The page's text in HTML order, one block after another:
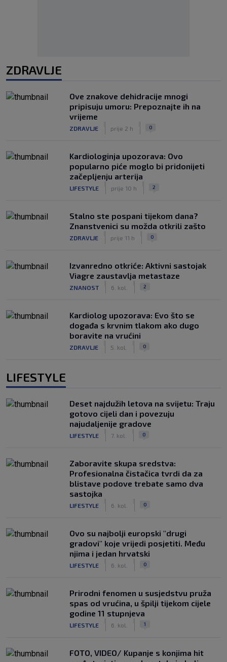
ZDRAVLJE
Ove znakove dehidracije mnogi
pripisuju umoru: Prepoznajte ih na
vrijeme
ZDRAVLJE prije 2 h 0
Kardiologinja upozorava: Ovo
popularno piće moglo bi pridonijeti
začepljenju arterija
LIFESTYLE prije 10 h 2
Stalno ste pospani tijekom dana?
Znanstvenici su možda otkrili zašto
ZDRAVLJE prije 11 h 0
Izvanredno otkriće: Aktivni sastojak
Viagre zaustavlja metastaze
ZNANOST 6. kol. 2
Kardiolog upozorava: Evo što se
događa s krvnim tlakom ako dugo
boravite na vrućini
ZDRAVLJE 5. kol. 0
LIFESTYLE
Deset najdužih letova na svijetu: Traju
gotovo cijeli dan i povezuju
najudaljenije gradove
LIFESTYLE 7. kol. 0
Zaboravite skupa sredstva:
Profesionalna čistačica tvrdi da za
blistave podove trebate samo dva
sastojka
LIFESTYLE 6. kol. 0
Ovo su najbolji europski "drugi
gradovi" koje vrijedi posjetiti. Među
njima i jedan hrvatski
LIFESTYLE 6. kol. 0
Prirodni fenomen u susjedstvu pruža
spas od vrućina, u špilji tijekom cijele
godine 11 stupnjeva
LIFESTYLE 6. kol. 1
FOTO, VIDEO/ Kupanje s konjima hit